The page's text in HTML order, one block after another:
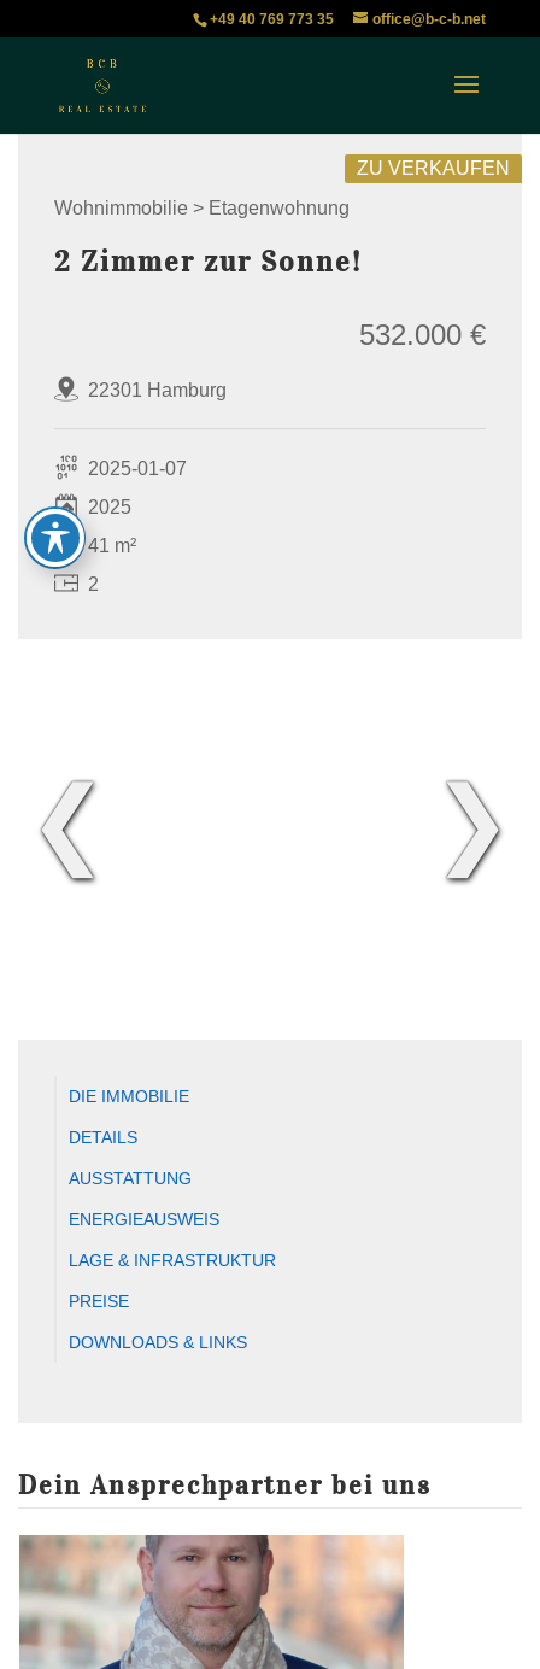
+49 40 769 773 35 office@b-c-b.net
Wohnimmobilie > Etagenwohnung
ZU VERKAUFEN
2 Zimmer zur Sonne!
22301 Hamburg
532.000 €
2025-01-07
2025
41 m²
2
❮ ❯
DIE IMMOBILIE
DETAILS
AUSSTATTUNG
ENERGIEAUSWEIS
LAGE & INFRASTRUKTUR
PREISE
DOWNLOADS & LINKS
Dein Ansprechpartner bei uns